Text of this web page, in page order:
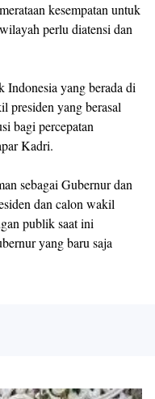
kesempatan untuk
perlu diatensi dan
Indonesia yang berada di
presiden yang berasal
bagi percepatan
Kadri.
sebagai Gubernur dan
dan calon wakil
publik saat ini
yang baru saja